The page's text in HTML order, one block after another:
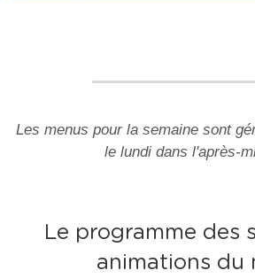
Les menus pour la semaine sont
le lundi dans l'après-
Le programme des
animations du